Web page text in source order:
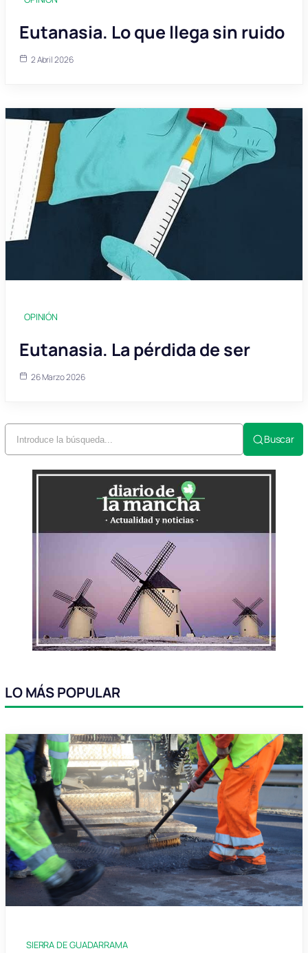
Eutanasia. Lo que llega sin ruido
2 Abril 2026
OPINIÓN
Eutanasia. La pérdida de ser
26 Marzo 2026
Buscar
LO MÁS POPULAR
SIERRA DE GUADARRAMA